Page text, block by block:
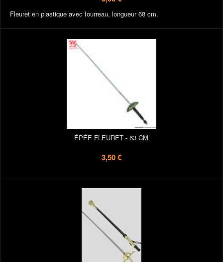
Fleuret en plastique avec fourreau, longueur 68 cm.
ÉPÉE FLEURET - 63 CM
3,50 €